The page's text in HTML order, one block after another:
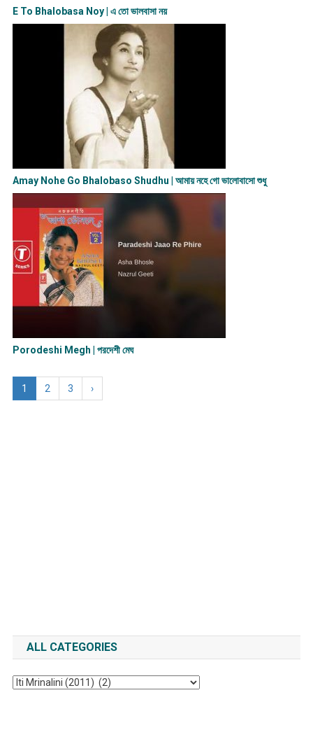
E To Bhalobasa Noy | এ তো ভালবাসা ন​য়
Amay Nohe Go Bhalobaso Shudhu | আমায় নহে গো ভালোবাসো শুধু
Porodeshi Megh | পরদেশী মেঘ
1 2 3 ›
ALL CATEGORIES
All